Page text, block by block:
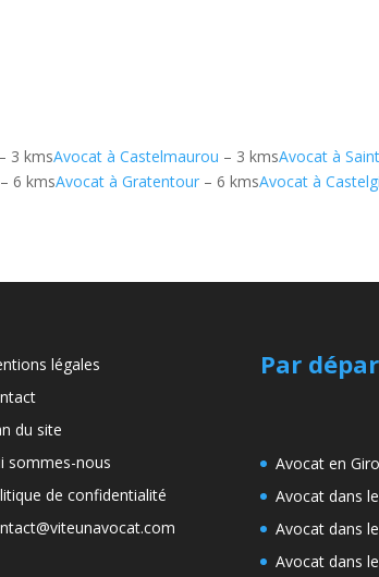
– 3 kmsAvocat à Castelmaurou – 3 kmsAvocat à
– 6 kmsAvocat à Gratentour – 6 kmsAvocat à
légales
du site
sommes-nous
de confidentialité
Par
Avocat en
Avocat dans
Avocat dans
Avocat dans